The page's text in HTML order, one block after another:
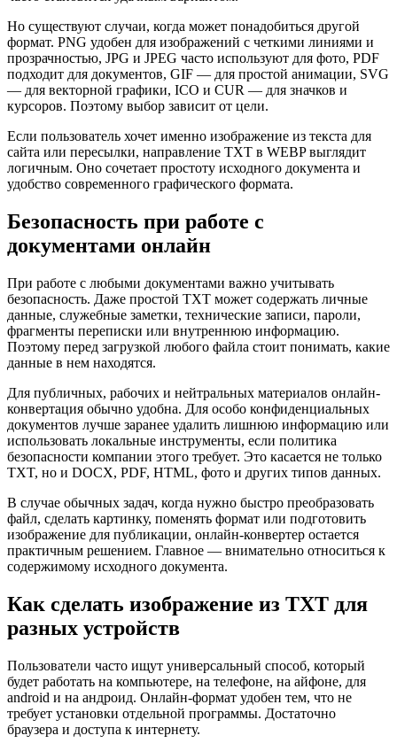
Но существуют случаи, когда может понадобиться другой
формат. PNG удобен для изображений с четкими линиями и
прозрачностью, JPG и JPEG часто используют для фото, PDF
подходит для документов, GIF — для простой анимации, SVG
— для векторной графики, ICO и CUR — для значков и
курсоров. Поэтому выбор зависит от цели.
Если пользователь хочет именно изображение из текста для
сайта или пересылки, направление TXT в WEBP выглядит
логичным. Оно сочетает простоту исходного документа и
удобство современного графического формата.
Безопасность при работе с
документами онлайн
При работе с любыми документами важно учитывать
безопасность. Даже простой TXT может содержать личные
данные, служебные заметки, технические записи, пароли,
фрагменты переписки или внутреннюю информацию.
Поэтому перед загрузкой любого файла стоит понимать, какие
данные в нем находятся.
Для публичных, рабочих и нейтральных материалов онлайн-
конвертация обычно удобна. Для особо конфиденциальных
документов лучше заранее удалить лишнюю информацию или
использовать локальные инструменты, если политика
безопасности компании этого требует. Это касается не только
TXT, но и DOCX, PDF, HTML, фото и других типов данных.
В случае обычных задач, когда нужно быстро преобразовать
файл, сделать картинку, поменять формат или подготовить
изображение для публикации, онлайн-конвертер остается
практичным решением. Главное — внимательно относиться к
содержимому исходного документа.
Как сделать изображение из TXT для
разных устройств
Пользователи часто ищут универсальный способ, который
будет работать на компьютере, на телефоне, на айфоне, для
android и на андроид. Онлайн-формат удобен тем, что не
требует установки отдельной программы. Достаточно
браузера и доступа к интернету.